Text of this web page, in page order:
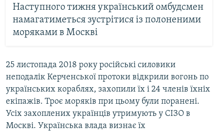
Наступного тижня український омбудсмен
намагатиметься зустрітися із полоненими
моряками в Москві
25 листопада 2018 року російські силовики
неподалік Керченської протоки відкрили вогонь по
українських кораблях, захопили їх і 24 членів їхніх
екіпажів. Троє моряків при цьому були поранені.
Усіх захоплених українців утримують у СІЗО в
Москві. Українська влада визнає їх